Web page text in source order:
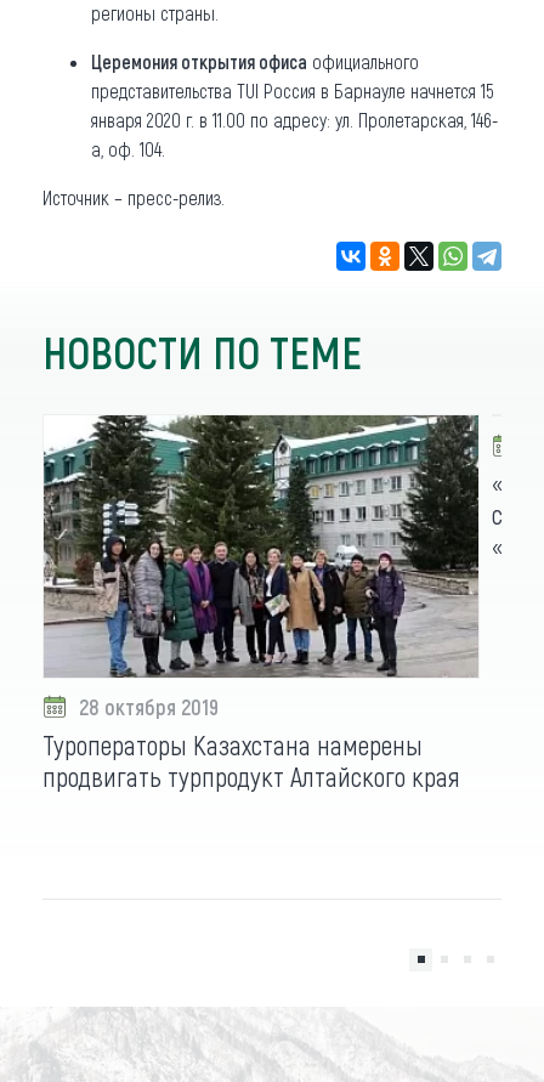
регионы страны.
Церемония открытия офиса официального
представительства TUI Россия в Барнауле начнется 15
января 2020 г. в 11.00 по адресу: ул. Пролетарская, 146-
а, оф. 104.
Источник – пресс-релиз.
НОВОСТИ ПО ТЕМЕ
28 октября 2019
Туроператоры Казахстана намерены
продвигать турпродукт Алтайского края